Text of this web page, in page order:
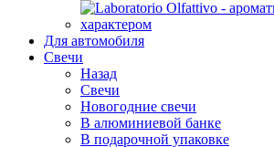
Для автомобиля
Свечи
Назад
Свечи
Новогодние свечи
В алюминиевой банке
В подарочной упаковке